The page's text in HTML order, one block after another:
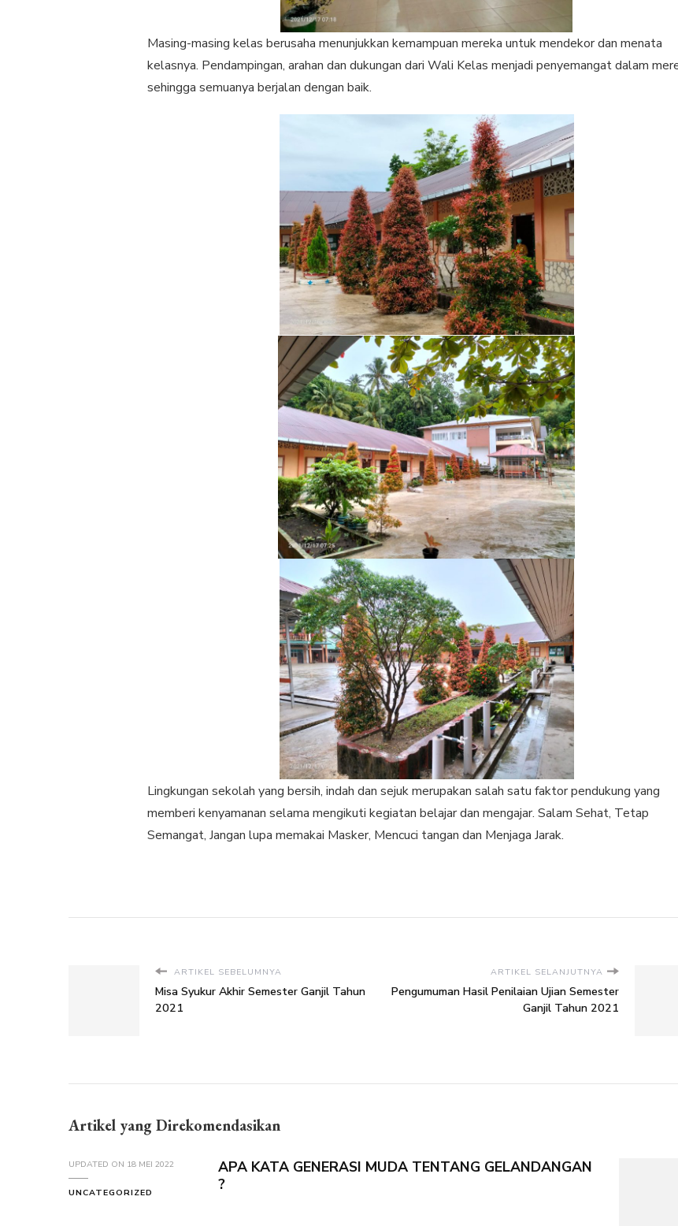
Masing-masing kelas berusaha menunjukkan kemampuan mereka untuk mendekor dan menata
kelasnya. Pendampingan, arahan dan dukungan dari Wali Kelas menjadi penyemangat dalam
sehingga semuanya berjalan dengan baik.
Lingkungan sekolah yang bersih, indah dan sejuk merupakan salah satu faktor pendukung yang
memberi kenyamanan selama mengikuti kegiatan belajar dan mengajar. Salam Sehat, Tetap
Semangat, Jangan lupa memakai Masker, Mencuci tangan dan Menjaga Jarak.
ARTIKEL SEBELUMNYA
Misa Syukur Akhir Semester Ganjil Tahun
2021
ARTIKEL SELANJUTNYA
Pengumuman Hasil Penilaian Ujian Semester
Ganjil Tahun 2021
Artikel yang Direkomendasikan
UPDATED ON 18 MEI 2022
UNCATEGORIZED
APA KATA GENERASI MUDA TENTANG GELANDANGAN
?